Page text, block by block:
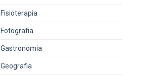
Fisioterapia
Fotografia
Gastronomia
Geografia